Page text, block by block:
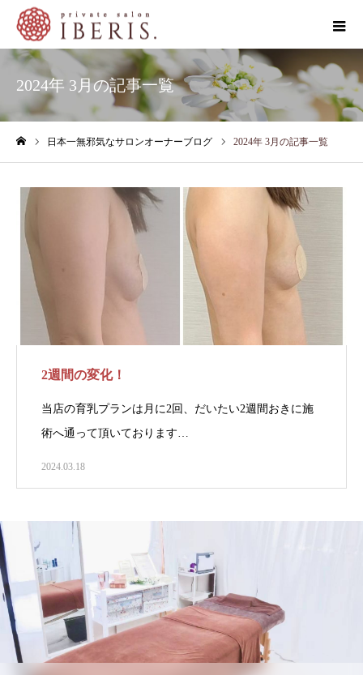
2024年 3月の記事一覧
日本一無邪気なサロンオーナーブログ 2024年 3月の記事一覧
2週間の変化！
当店の育乳プランは月に2回、だいたい2週間おきに施
術へ通って頂いております…
2024.03.18